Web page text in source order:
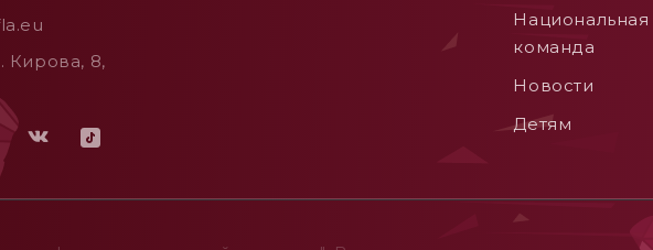
Кирова, 8,
Национальная
команда
Новости
Детям